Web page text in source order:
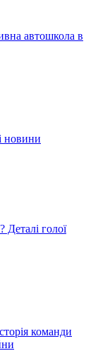
автошкола в
новини
Деталі голої
команди